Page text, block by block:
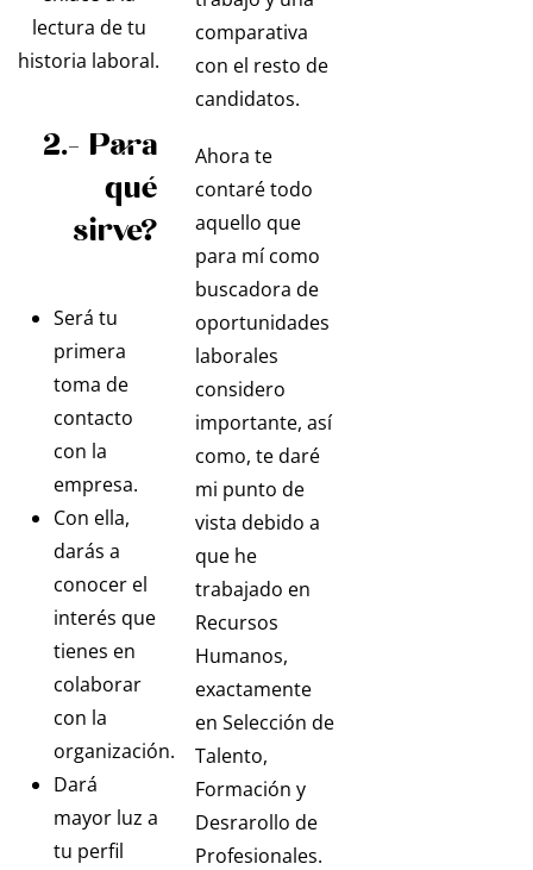
lectura de tu
historia laboral.
2.- Para
qué
sirve?
Será tu
primera
toma de
contacto
con la
empresa.
Con ella,
darás a
conocer el
interés que
tienes en
colaborar
con la
organización.
Dará
mayor luz a
tu perfil
comparativa
con el resto de
candidatos.
Ahora te
contaré todo
aquello que
para mí como
buscadora de
oportunidades
laborales
considero
importante, así
como, te daré
mi punto de
vista debido a
que he
trabajado en
Recursos
Humanos,
exactamente
en Selección de
Talento,
Formación y
Desrarollo de
Profesionales.